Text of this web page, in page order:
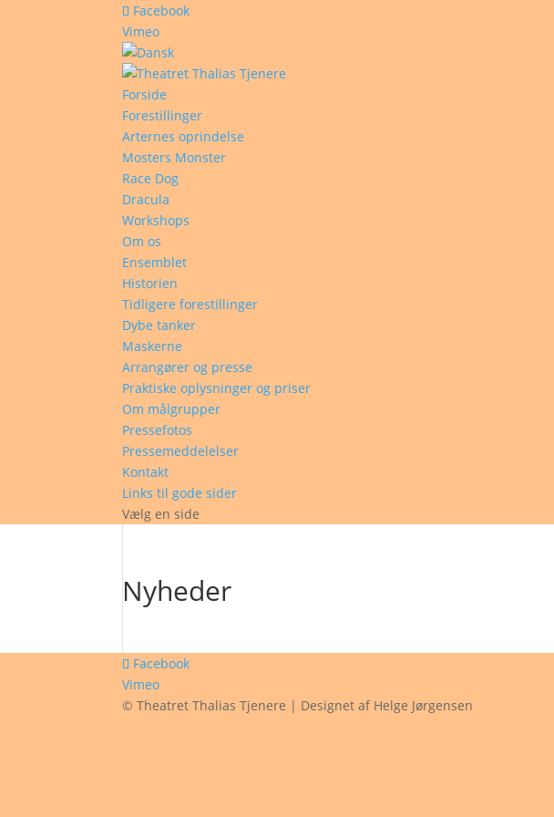
Facebook
Vimeo
Forside
Forestillinger
Arternes oprindelse
Mosters Monster
Race Dog
Dracula
Workshops
Om os
Ensemblet
Historien
Tidligere forestillinger
Dybe tanker
Maskerne
Arrangører og presse
Praktiske oplysninger og priser
Om målgrupper
Pressefotos
Pressemeddelelser
Kontakt
Links til gode sider
Vælg en side
Nyheder
Facebook
Vimeo
© Theatret Thalias Tjenere | Designet af Helge Jørgensen